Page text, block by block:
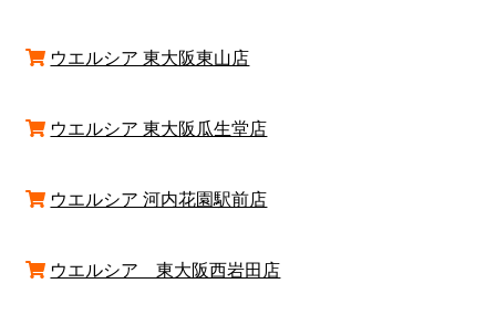
ウエルシア 東大阪東山店
ウエルシア 東大阪瓜生堂店
ウエルシア 河内花園駅前店
ウエルシア 東大阪西岩田店